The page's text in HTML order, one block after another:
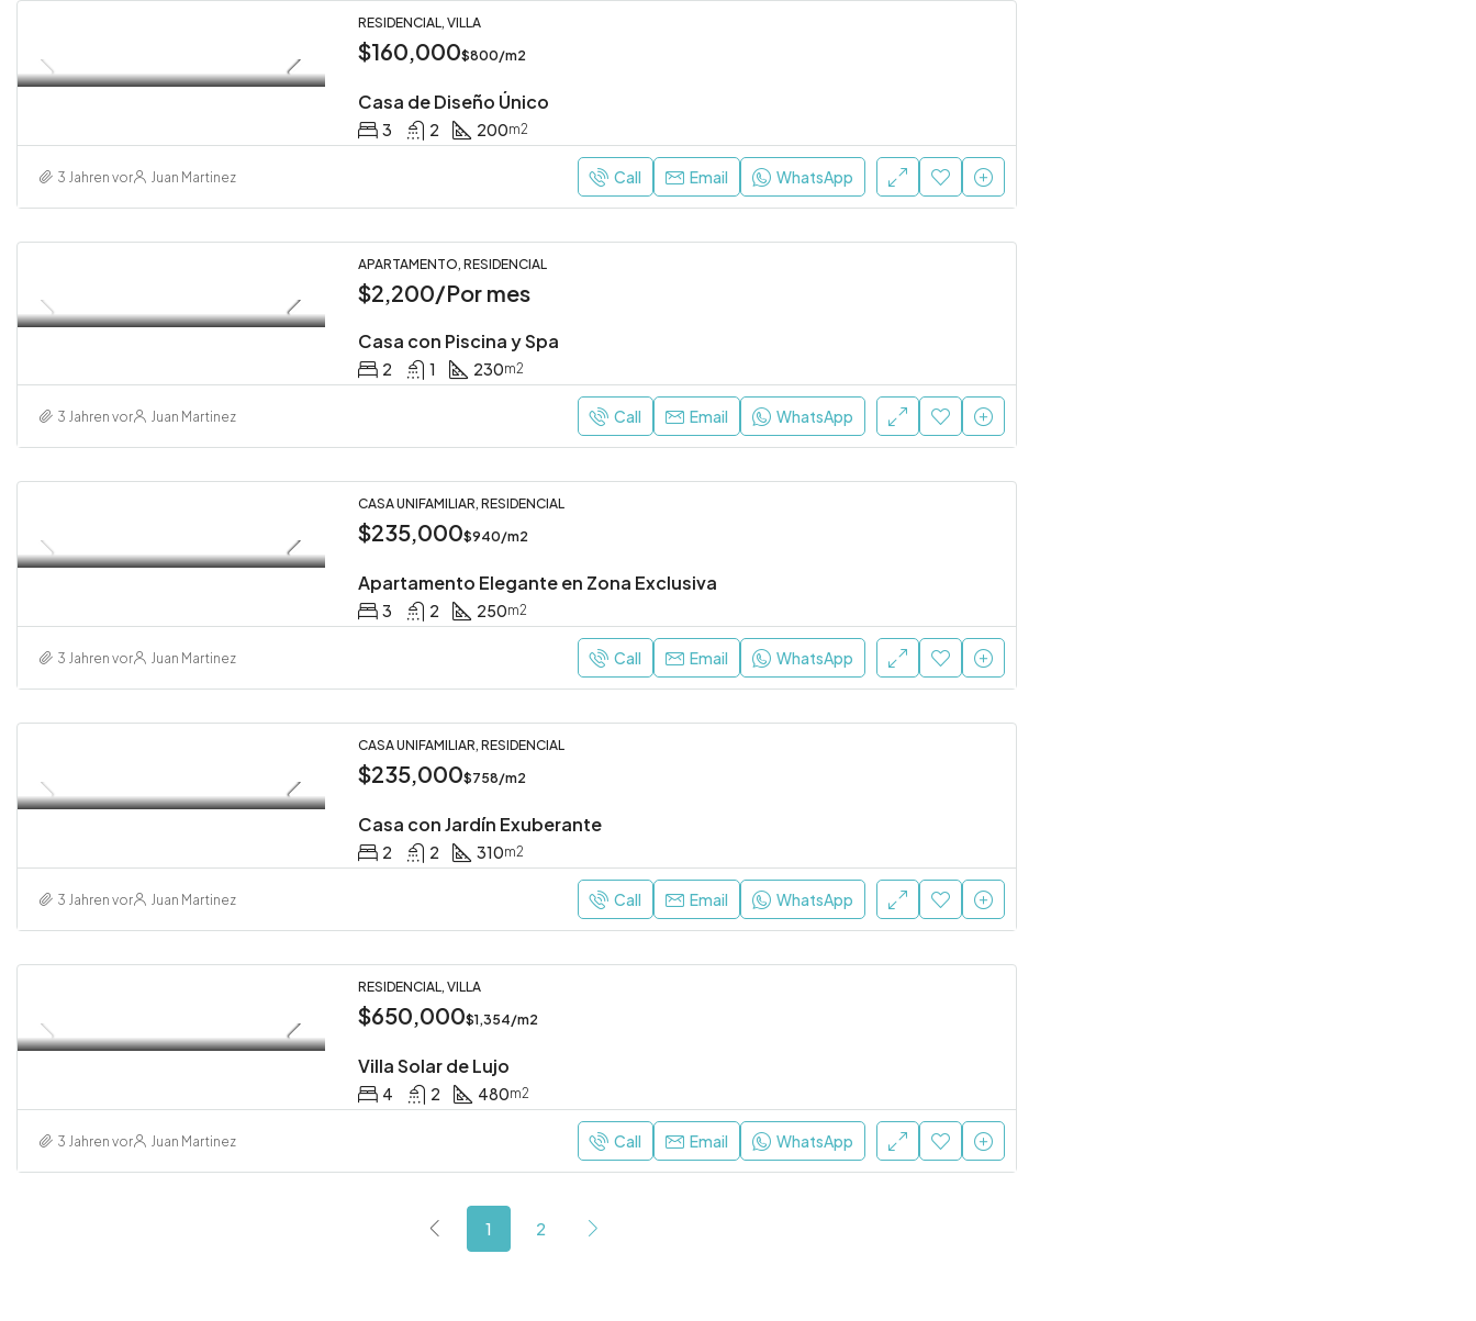
RESIDENCIAL, VILLA
$160,000$800/m2
Casa de Diseño Único
3 2 200m2
3 Jahren vor Juan Martinez Call Email WhatsApp
APARTAMENTO, RESIDENCIAL
$2,200/Por mes
Casa con Piscina y Spa
2 1 230m2
3 Jahren vor Juan Martinez Call Email WhatsApp
CASA UNIFAMILIAR, RESIDENCIAL
$235,000$940/m2
Apartamento Elegante en Zona Exclusiva
3 2 250m2
3 Jahren vor Juan Martinez Call Email WhatsApp
CASA UNIFAMILIAR, RESIDENCIAL
$235,000$758/m2
Casa con Jardín Exuberante
2 2 310m2
3 Jahren vor Juan Martinez Call Email WhatsApp
RESIDENCIAL, VILLA
$650,000$1,354/m2
Villa Solar de Lujo
4 2 480m2
3 Jahren vor Juan Martinez Call Email WhatsApp
1 2